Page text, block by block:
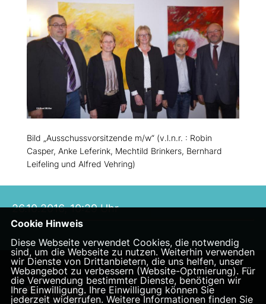
Bild „Ausschussvorsitzende m/w“ (v.l.n.r. : Robin
Casper, Anke Leferink, Mechtild Brinkers, Bernhard
Leifeling und Alfred Vehring)
26.10.2016, 10:29 Uhr
Cookie Hinweis
Diese Webseite verwendet Cookies, die notwendig
sind, um die Webseite zu nutzen. Weiterhin verwenden
wir Dienste von Drittanbietern, die uns helfen, unser
Webangebot zu verbessern (Website-Optmierung). Für
die Verwendung bestimmter Dienste, benötigen wir
Ihre Einwilligung. Ihre Einwilligung können Sie
jederzeit widerrufen. Weitere Informationen finden Sie